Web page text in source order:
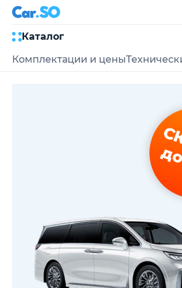
Каталог
Привольная улица, 2, к5
Перезвоните мне
Комплектации и цены